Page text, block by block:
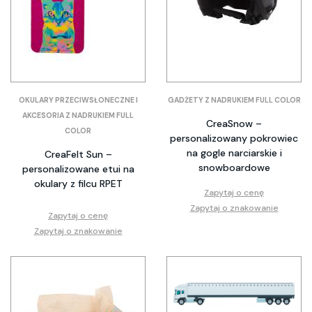
OKULARY PRZECIWSŁONECZNE I
AKCESORIA Z NADRUKIEM FULL
COLOR
CreaFelt Sun –
personalizowane etui na
okulary z filcu RPET
Zapytaj o cenę
Zapytaj o znakowanie
GADŻETY Z NADRUKIEM FULL COLOR
CreaSnow –
personalizowany pokrowiec
na gogle narciarskie i
snowboardowe
Zapytaj o cenę
Zapytaj o znakowanie